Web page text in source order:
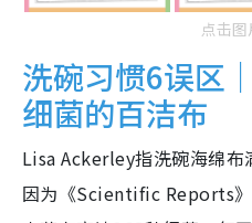
点击
洗碗习惯6误区
细菌的百洁布
Lisa Ackerley指洗碗海绵布
因为《Scientific Reports